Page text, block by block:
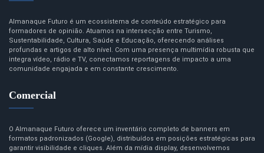
Almanaque Futuro é um ecossistema de conteúdo estratégico para
formadores de opinião. Atuamos na intersecção entre Turismo,
Sustentabilidade, Cultura, Saúde e Educação, oferecendo análises
profundas e artigos de alto nível. Com uma presença multimídia robusta que
integra vídeo, rádio e TV, conectamos reportagens de impacto a uma
comunidade engajada e em constante crescimento.
Comercial
O Almanaque Futuro oferece um inventário completo de banners em
formatos padronizados (Google), distribuídos em posições estratégicas para
garantir visibilidade e cliques. Além da mídia display, desenvolvemos